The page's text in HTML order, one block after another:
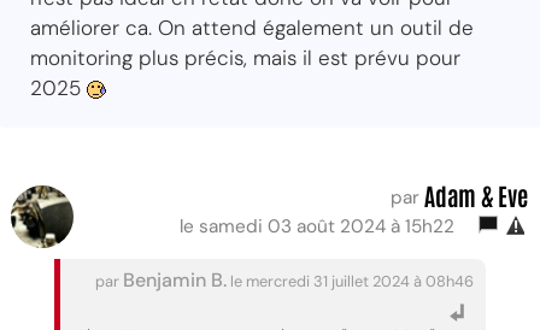
améliorer ca. On attend également un outil de
monitoring plus précis, mais il est prévu pour
2025
par Adam & Eve
le samedi 03 août 2024 à 15h22
par Benjamin B. le mercredi 31 juillet 2024 à 08h46